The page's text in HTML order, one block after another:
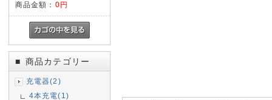
商品金額： 0円
■ 商品カテゴリー
充電器(2)
4本充電(1)